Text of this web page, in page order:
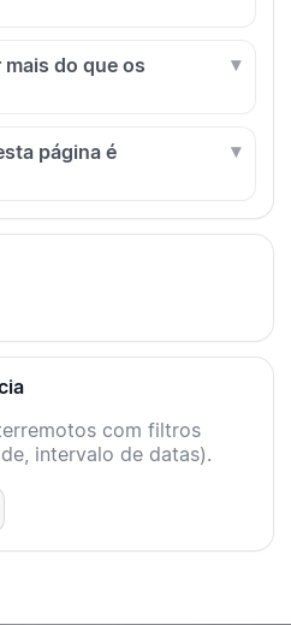
do que os
página é
com filtros
intervalo de datas).